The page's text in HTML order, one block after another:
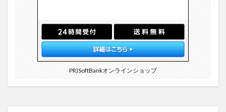
PR)SoftBankオンラインショップ